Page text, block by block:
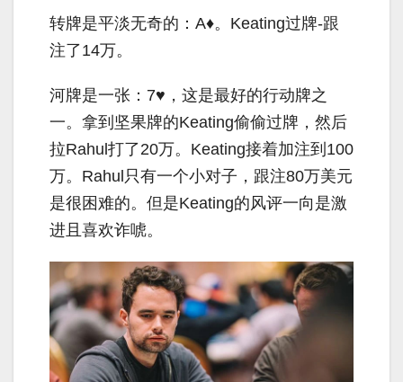
转牌是平淡无奇的：A♦。Keating过牌-跟
注了14万。
河牌是一张：7♥，这是最好的行动牌之
一。拿到坚果牌的Keating偷偷过牌，然后
拉Rahul打了20万。Keating接着加注到100
万。Rahul只有一个小对子，跟注80万美元
是很困难的。但是Keating的风评一向是激
进且喜欢诈唬。